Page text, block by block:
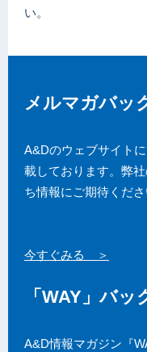
い。
メルマガバッ
A&Dのウェブサイト
載しております。弊
ち情報にご期待くださ
今すぐみる ＞
「WAY」バ
A&D情報マガジン『